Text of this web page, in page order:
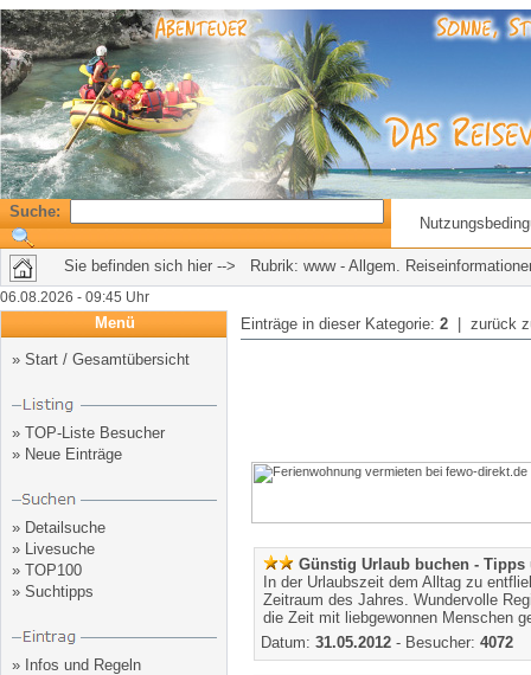
Suche:
Sie befinden sich hier --> Rubrik: www - Allgem.
06.08.2026 - 09:45 Uhr
Menü
» Start / Gesamtübersicht
» TOP-Liste Besucher
» Neue Einträge
» Detailsuche
» Livesuche
» TOP100
» Suchtipps
» Infos und Regeln
Einträge in dieser Kategorie: 2 | zurück
Günstig Urlaub buchen - Tipps
In der Urlaubszeit dem Alltag zu
Zeitraum des Jahres. Wundervolle
die Zeit mit liebgewonnen Menschen
Datum: 31.05.2012 - Besucher: 4072